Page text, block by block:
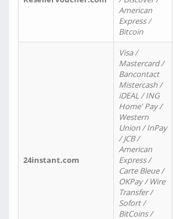
American
Express /
Bitcoin
24instant.com
Visa /
Mastercard /
Bancontact
Mistercash /
iDEAL / ING
Home' Pay /
Western
Union / InPay
/ JCB /
American
Express /
Carte Bleue /
OKPay / Wire
Transfer /
Sofort /
BitCoins /